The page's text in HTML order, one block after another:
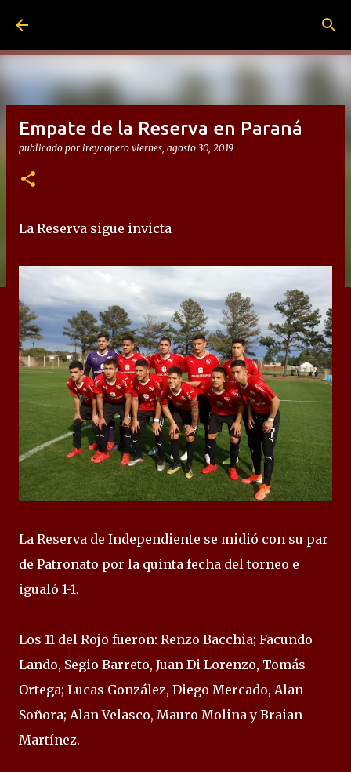
Empate de la Reserva en Paraná
publicado por ireycopero viernes, agosto 30, 2019
La Reserva sigue invicta
La Reserva de Independiente se midió con su par
de Patronato por la quinta fecha del torneo e
igualó 1-1.
Los 11 del Rojo fueron: Renzo Bacchia; Facundo
Lando, Segio Barreto, Juan Di Lorenzo, Tomás
Ortega; Lucas González, Diego Mercado, Alan
Soñora; Alan Velasco, Mauro Molina y Braian
Martínez.